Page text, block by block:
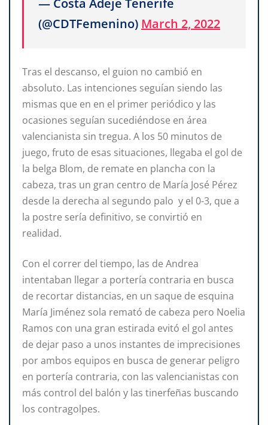
— Costa Adeje Tenerife
(@CDTFemenino) March 2, 2022
Tras el descanso, el guion no cambió en
absoluto. Las intenciones seguían siendo las
mismas que en en el primer periódico y las
ocasiones seguían sucediéndose en área
valencianista sin tregua. A los 50 minutos de
juego, fruto de esas situaciones, llegaba el gol de
la belga Blom, de remate en plancha con la
cabeza, tras un gran centro de María José Pérez
desde la derecha al segundo palo y el 0-3, que a
la postre sería definitivo, se convirtió en
realidad.
Con el correr del tiempo, las de Andrea
intentaban llegar a portería contraria en busca
de recortar distancias, en un saque de esquina
María Jiménez sola remató de cabeza pero Noelia
Ramos con una gran estirada evitó el gol antes
de dejar paso a unos instantes de imprecisiones
por ambos equipos en busca de generar peligro
en portería contraria, con las valencianistas con
más control del balón y las tinerfeñas buscando
los contragolpes.